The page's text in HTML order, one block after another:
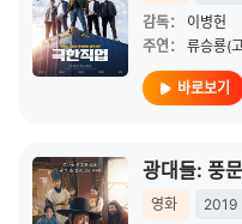
감독：
이병헌
주연：
류승룡(
바로보기
광대들: 풍
영화 2019